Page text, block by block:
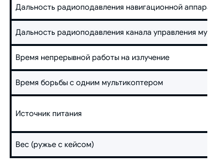
Дальность радиоподавления навигационной
Дальность радиоподавления канала управления
Время непрерывной работы на излучение
Время борьбы с одним мультикоптером
Источник питания
Вес (ружье с кейсом)